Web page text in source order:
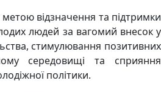
відзначення та підтримки
людей за вагомий внесок у
стимулювання позитивних
середовищі та сприяння
політики.